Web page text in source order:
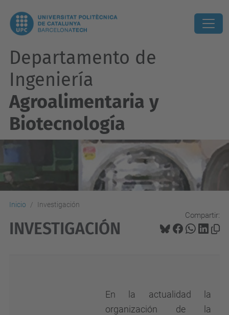
Departamento de
Ingeniería
Agroalimentaria y
Biotecnología
Inicio Investigación
Compartir:
INVESTIGACIÓN
En la actualidad la
organización de la